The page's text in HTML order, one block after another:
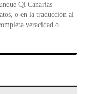
Qi Canarias
o en la traducción al
veracidad o